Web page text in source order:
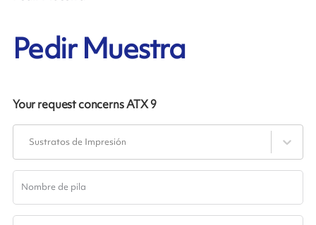
Pedir Muestra
Your request concernsATX 9
Sustratos de Impresión
Nombre de pila